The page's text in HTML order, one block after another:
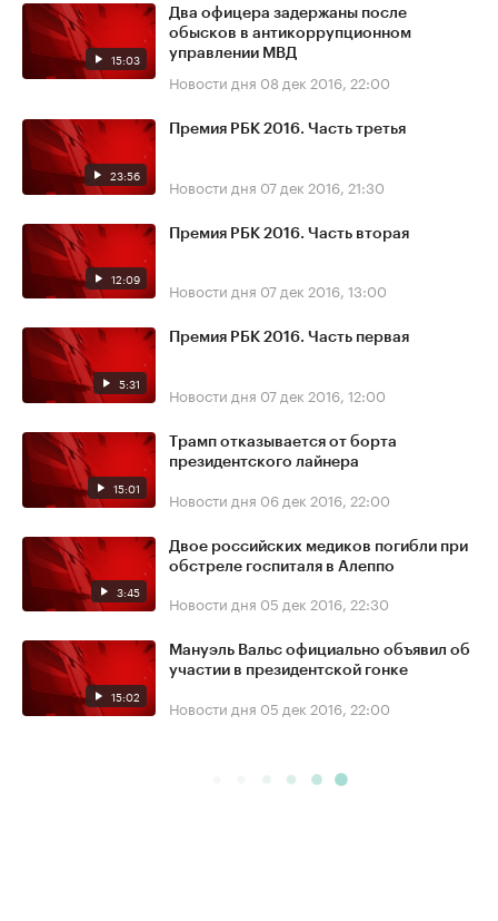
15:03
Два офицера задержаны после
обысков в антикоррупционном
управлении МВД
Новости дня 08 дек 2016, 22:00
23:56
Премия РБК 2016. Часть третья
Новости дня 07 дек 2016, 21:30
12:09
Премия РБК 2016. Часть вторая
Новости дня 07 дек 2016, 13:00
5:31
Премия РБК 2016. Часть первая
Новости дня 07 дек 2016, 12:00
15:01
Трамп отказывается от борта
президентского лайнера
Новости дня 06 дек 2016, 22:00
3:45
Двое российских медиков погибли при
обстреле госпиталя в Алеппо
Новости дня 05 дек 2016, 22:30
15:02
Мануэль Вальс официально объявил об
участии в президентской гонке
Новости дня 05 дек 2016, 22:00